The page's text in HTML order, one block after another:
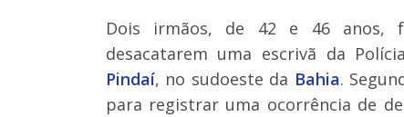
Dois irmãos, de 42 e 46 anos,
desacatarem uma escrivã da
Pindaí, no sudoeste da Bahia.
para registrar uma ocorrência de